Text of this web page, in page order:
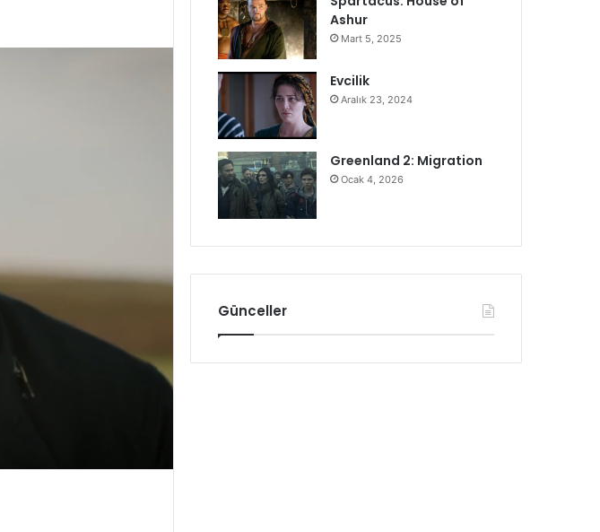
Ashur
Mart 5, 2025
Evcilik
Aralık 23, 2024
Greenland 2: Migration
Ocak 4, 2026
Günceller